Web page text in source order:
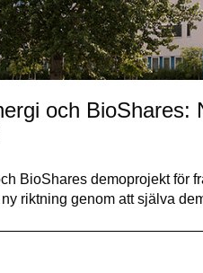
och
BioShares demoprojekt för
riktning genom att själva